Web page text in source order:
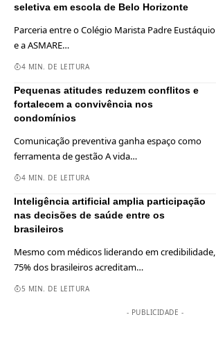
seletiva em escola de Belo Horizonte
Parceria entre o Colégio Marista Padre Eustáquio
e a ASMARE…
4 MIN. DE LEITURA
Pequenas atitudes reduzem conflitos e
fortalecem a convivência nos
condomínios
Comunicação preventiva ganha espaço como
ferramenta de gestão A vida…
4 MIN. DE LEITURA
Inteligência artificial amplia participação
nas decisões de saúde entre os
brasileiros
Mesmo com médicos liderando em credibilidade,
75% dos brasileiros acreditam…
5 MIN. DE LEITURA
- PUBLICIDADE -